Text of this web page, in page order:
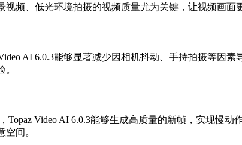
、低光环境拍摄的视频质量尤为关键，让视频画面更加
Video AI 6.0.3能够显著减少因相机抖动、手持拍摄等因
。
，Topaz Video AI 6.0.3能够生成高质量的新帧，实
。